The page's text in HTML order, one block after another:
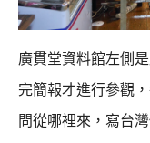
廣貫堂資料館左側
完簡報才進行參觀，
問從哪裡來，寫台